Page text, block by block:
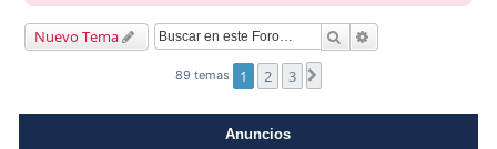
Nuevo Tema Buscar
89 temas 1 2 3
Anuncios